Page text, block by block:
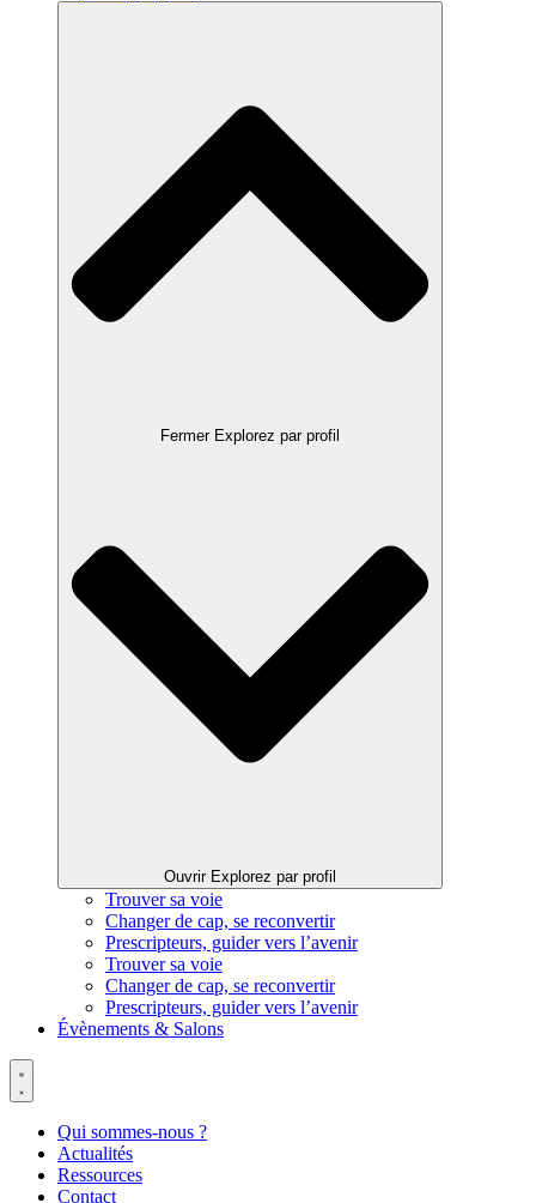
Fermer Explorez par profil
Ouvrir Explorez par profil
Trouver sa voie
Changer de cap, se reconvertir
Prescripteurs, guider vers l’avenir
Trouver sa voie
Changer de cap, se reconvertir
Prescripteurs, guider vers l’avenir
Évènements & Salons
Qui sommes-nous ?
Actualités
Ressources
Contact